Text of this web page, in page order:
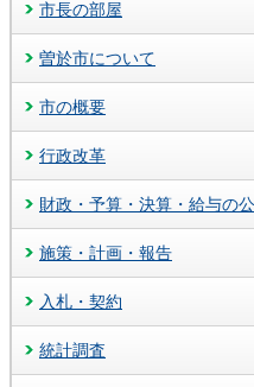
市長の部屋
曽於市について
市の概要
行政改革
財政・予算・決算・給与の
施策・計画・報告
入札・契約
統計調査